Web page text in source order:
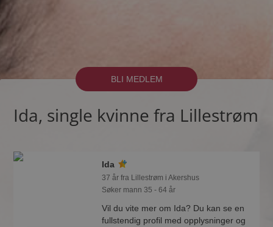
BLI MEDLEM
Ida, single kvinne fra Lillestrøm
Ida
37 år fra Lillestrøm i Akershus
Søker mann 35 - 64 år
Vil du vite mer om Ida? Du kan se en
fullstendig profil med opplysninger og